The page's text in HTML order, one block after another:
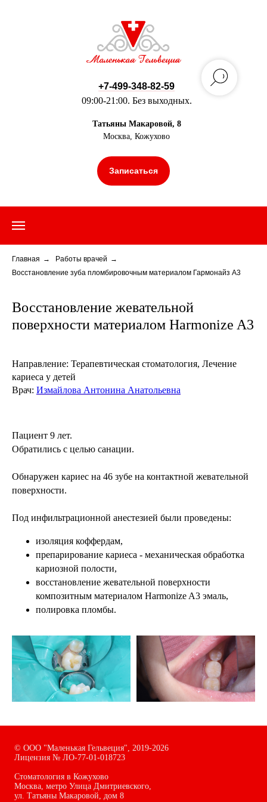
+7-499-348-82-59
09:00-21:00. Без выходных.
Татьяны Макаровой, 8
Москва, Кожухово
Записаться
Главная → Работы врачей →
Восстановление зуба пломбировочным материалом Гармонайз A3
Восстановление жевательной
поверхности материалом Harmonize A3
Направление: Терапевтическая стоматология, Лечение
кариеса у детей
Врач: Измайлова Антонина Анатольевна
Пациент 9 лет.
Обратились с целью санации.
Обнаружен кариес на 46 зубе на контактной жевательной
поверхности.
Под инфильтрационной анестезией были проведены:
изоляция коффердам,
препарирование кариеса - механическая обработка
кариозной полости,
восстановление жевательной поверхности
композитным материалом Harmonize A3 эмаль,
полировка пломбы.
© ООО "Маленькая Гельвеция", 2019-2026
Лицензия № ЛО-77-01-018723
Стоматология в Кожухово
Москва, метро Улица Дмитриевского,
ул. Татьяны Макаровой, дом 8